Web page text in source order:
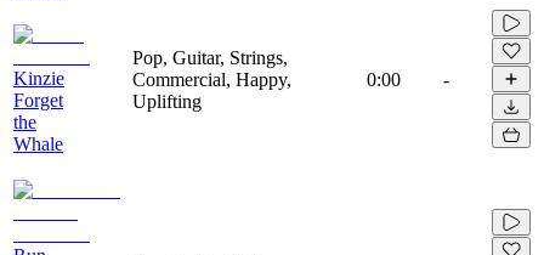
Kinzie
Forget
the
Whale
Pop, Guitar, Strings,
Commercial, Happy,
Uplifting
0:00 -